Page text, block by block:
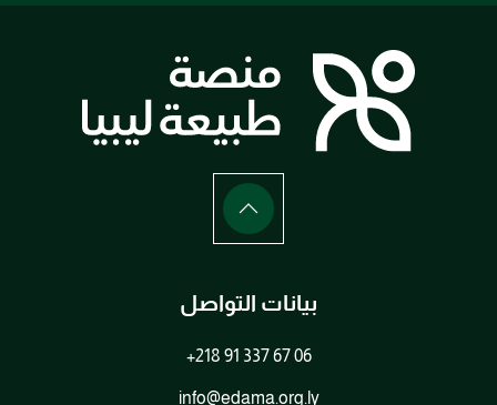
بيانات التواصل
+218 91 337 67 06
info@edama.org.ly